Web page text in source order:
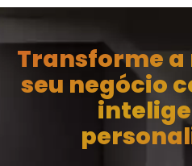
Transforme
seu negócio